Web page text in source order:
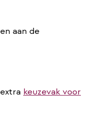
aan de
keuzevak voor